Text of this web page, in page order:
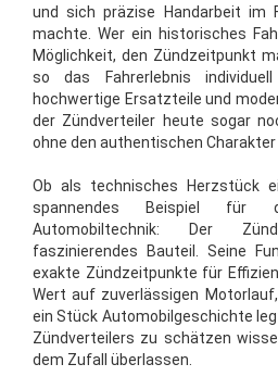
und sich präzise Handarbeit im
machte. Wer ein historisches
Möglichkeit, den Zündzeitpunkt
so das Fahrerlebnis
hochwertige Ersatzteile und
der Zündverteiler heute sogar
ohne den authentischen Charakter
Ob als technisches Herzstück
spannendes Beispiel für
Automobiltechnik: Der
faszinierendes Bauteil. Seine
exakte Zündzeitpunkte für
Wert auf zuverlässigen
ein Stück Automobilgeschichte
Zündverteilers zu schätzen
dem Zufall überlassen.